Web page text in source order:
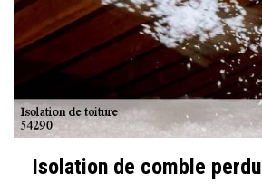
Isolation de comble perdu